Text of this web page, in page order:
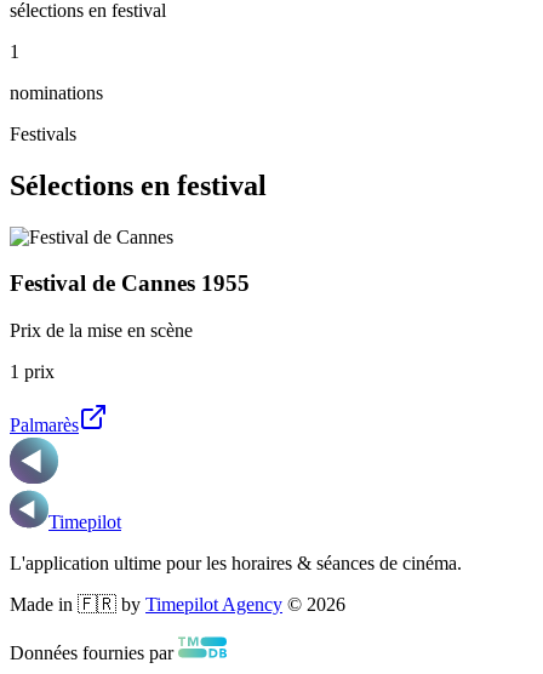
sélections en festival
1
nominations
Festivals
Sélections en festival
Festival de Cannes 1955
Prix de la mise en scène
1 prix
Palmarès
Timepilot
L'application ultime pour les horaires & séances de cinéma.
Made in 🇫🇷 by Timepilot Agency © 2026
Données fournies par